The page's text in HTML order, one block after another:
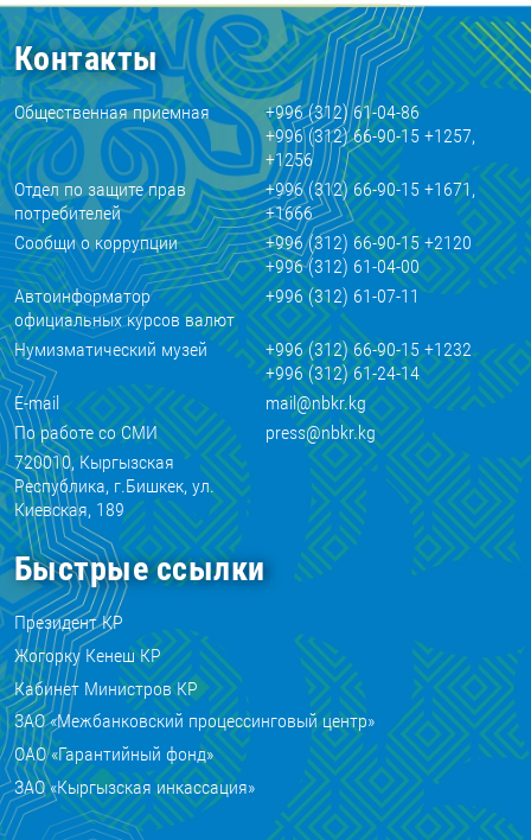
Контакты
Общественная приемная
+996 (312) 61-04-86
+996 (312) 66-90-15 +1257,
+1256
Отдел по защите прав
потребителей
+996 (312) 66-90-15 +1671,
+1666
Сообщи о коррупции
+996 (312) 66-90-15 +2120
+996 (312) 61-04-00
Автоинформатор
официальных курсов валют
+996 (312) 61-07-11
Нумизматический музей
+996 (312) 66-90-15 +1232
+996 (312) 61-24-14
E-mail
mail@nbkr.kg
По работе со СМИ
press@nbkr.kg
720010, Кыргызская
Республика, г.Бишкек, ул.
Киевская, 189
Быстрые ссылки
Президент КР
Жогорку Кенеш КР
Кабинет Министров КР
ЗАО «Межбанковский процессинговый центр»
ОАО «Гарантийный фонд»
ЗАО «Кыргызская инкассация»